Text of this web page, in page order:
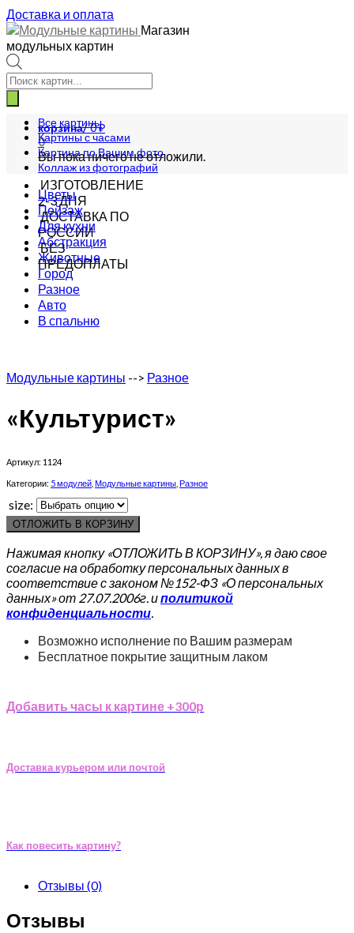
Доставка и оплата
Магазин
модульных картин
Поиск
товаров
корзина/0₽
0
Вы пока ничего не отложили.
ИЗГОТОВЛЕНИЕ
2-3 ДНЯ
ДОСТАВКА ПО
РОССИИ
БЕЗ
ПРЕДОПЛАТЫ
Все картины
Картины с часами
Картина по Вашим фото
Коллаж из фотографий
Цветы
Пейзаж
Для кухни
Абстракция
Животные
Город
Разное
Авто
В спальню
Модульные картины --> Разное
«Культурист»
Артикул: 1124
Категории: 5 модулей Модульные картины Разное
size:
ОТЛОЖИТЬ В КОРЗИНУ
Нажимая кнопку «ОТЛОЖИТЬ В КОРЗИНУ», я даю свое
согласие на обработку персональных данных в
соответствие с законом №152-ФЗ «О персональных
данных» от 27.07.2006г. иполитикой
конфиденциальности.
Возможно исполнение по Вашим размерам
Бесплатное покрытие защитным лаком
Добавить часы к картине +300р
Доставка курьером или почтой
Как повесить картину?
Отзывы (0)
Отзывы